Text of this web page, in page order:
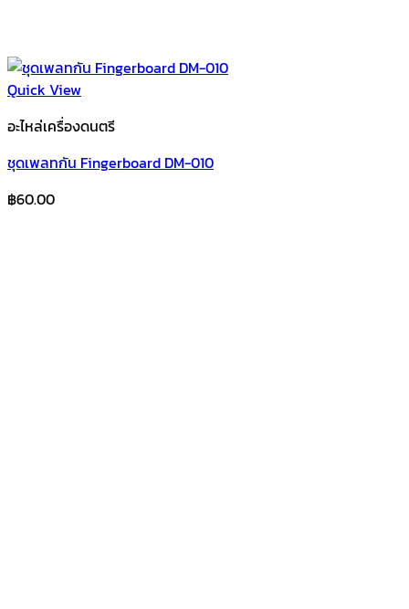
Quick View
อะไหล่เครื่องดนตรี
ชุดเพลทกัน Fingerboard DM-010
฿60.00